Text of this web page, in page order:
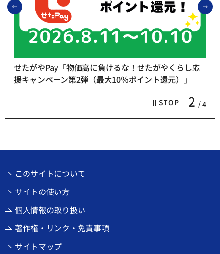
前のスライドを表示
STOP 2 4
せたがやPay「物価高に負けるな！せたがやくらし応
援キャンペーン第2弾（最大10％ポイント還元）」
このサイトについて
サイトの使い方
個人情報の取り扱い
著作権・リンク・免責事項
サイトマップ